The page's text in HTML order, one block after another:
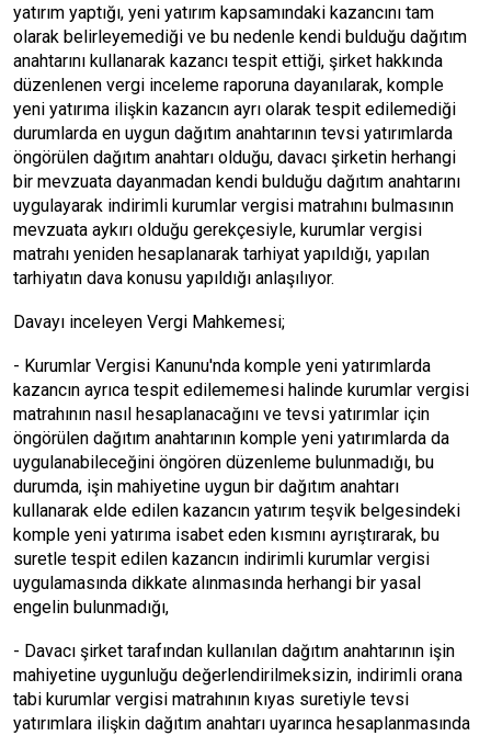
yatırım yaptığı, yeni yatırım kapsamındaki kazancını tam
olarak belirleyemediği ve bu nedenle kendi bulduğu dağıtım
anahtarını kullanarak kazancı tespit ettiği, şirket hakkında
düzenlenen vergi inceleme raporuna dayanılarak, komple
yeni yatırıma ilişkin kazancın ayrı olarak tespit edilemediği
durumlarda en uygun dağıtım anahtarının tevsi yatırımlarda
öngörülen dağıtım anahtarı olduğu, davacı şirketin herhangi
bir mevzuata dayanmadan kendi bulduğu dağıtım anahtarını
uygulayarak indirimli kurumlar vergisi matrahını bulmasının
mevzuata aykırı olduğu gerekçesiyle, kurumlar vergisi
matrahı yeniden hesaplanarak tarhiyat yapıldığı, yapılan
tarhiyatın dava konusu yapıldığı anlaşılıyor.
Davayı inceleyen Vergi Mahkemesi;
- Kurumlar Vergisi Kanunu'nda komple yeni yatırımlarda
kazancın ayrıca tespit edilememesi halinde kurumlar vergisi
matrahının nasıl hesaplanacağını ve tevsi yatırımlar için
öngörülen dağıtım anahtarının komple yeni yatırımlarda da
uygulanabileceğini öngören düzenleme bulunmadığı, bu
durumda, işin mahiyetine uygun bir dağıtım anahtarı
kullanarak elde edilen kazancın yatırım teşvik belgesindeki
komple yeni yatırıma isabet eden kısmını ayrıştırarak, bu
suretle tespit edilen kazancın indirimli kurumlar vergisi
uygulamasında dikkate alınmasında herhangi bir yasal
engelin bulunmadığı,
- Davacı şirket tarafından kullanılan dağıtım anahtarının işin
mahiyetine uygunluğu değerlendirilmeksizin, indirimli orana
tabi kurumlar vergisi matrahının kıyas suretiyle tevsi
yatırımlara ilişkin dağıtım anahtarı uyarınca hesaplanmasında